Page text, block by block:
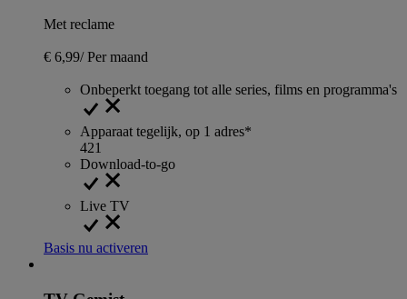
Met reclame
€ 6,99/Per maand
Onbeperkt toegang tot alle series, films en programma's
Apparaat tegelijk, op 1 adres*
421
Download-to-go
Live TV
Basis nu activeren